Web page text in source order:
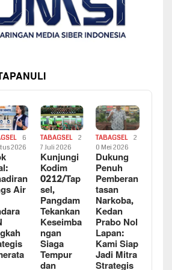
6
2026
Air
TABAGSEL
2
7 Juli 2026
Kunjungi
Kodim
0212/Tap
sel,
Pangdam
Tekankan
Keseimba
ngan
Siaga
Tempur
dan
TABAGSEL
2
0 Mei 2026
Dukung
Penuh
Pemberan
tasan
Narkoba,
Kedan
Prabo Nol
Lapan:
Kami Siap
Jadi Mitra
Strategis